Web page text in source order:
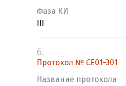
Фаза КИ
6.
Протокол № CE01-301
Название протокола